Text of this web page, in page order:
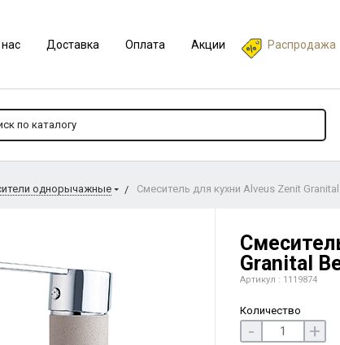
Доставка Оплата Акции Распродажа
однорычажные Смеситель для кухни Alveus Zenit
Granital
Артикул : 1119874
Количество
- +